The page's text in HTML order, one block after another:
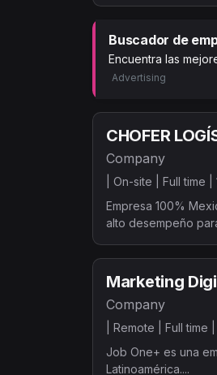
Buscador de
Encuentra las
Advertising
CHOFER
Company
On-site | Full time |
Empresa 100%
alto desempeño
Marketing
Company
Remote | Full time |
Job One+ es una
Latinoamérica....